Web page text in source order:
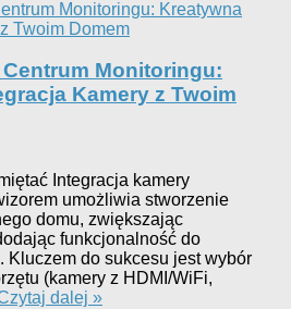
Monitoringu:
Kamery z Twoim
Integracja kamery
umożliwia stworzenie
domu, zwiększając
funkcjonalność do
Kluczem do sukcesu jest wybór
(kamery z HDMI/WiFi,
dalej »